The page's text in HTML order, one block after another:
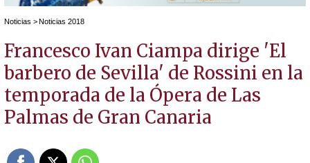
Noticias > Noticias 2018
Francesco Ivan Ciampa dirige 'El
barbero de Sevilla' de Rossini en la
temporada de la Ópera de Las
Palmas de Gran Canaria